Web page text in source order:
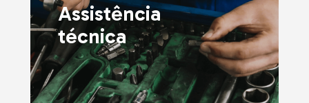
Assistência
técnica